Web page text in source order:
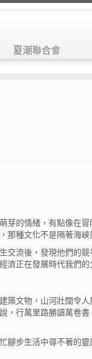
夏潮聯合會
的情緒，有點像在
種文化不是隔著海峽
流後，發現他們的
正在發展時代我們
文物，山河壯闊令
行萬里路勝讀萬卷
腳步生活中尋不著的靈